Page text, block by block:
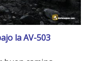
la AV-503